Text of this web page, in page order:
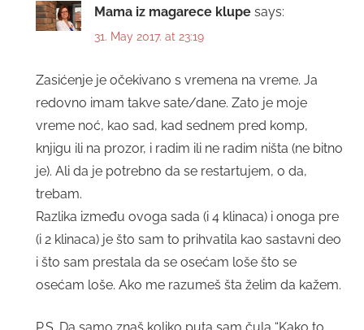
Mama iz magarece klupe says:
31. May 2017. at 23:19
Zasićenje je očekivano s vremena na vreme. Ja
redovno imam takve sate/dane. Zato je moje
vreme noć, kao sad, kad sednem pred komp,
knjigu ili na prozor, i radim ili ne radim ništa (ne bitno
je). Ali da je potrebno da se restartujem, o da,
trebam.
Razlika između ovoga sada (i 4 klinaca) i onoga pre
(i 2 klinaca) je što sam to prihvatila kao sastavni deo
i što sam prestala da se osećam loše što se
osećam loše. Ako me razumeš šta želim da kažem.
P.S. Da samo znaš koliko puta sam čula “Kako to